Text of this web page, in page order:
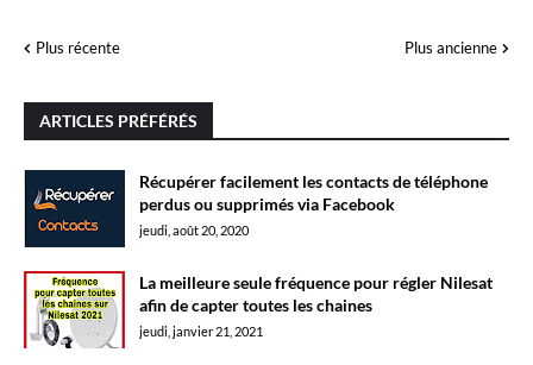
Plus récente Plus ancienne
ARTICLES PRÉFÉRÉS
Récupérer facilement les contacts de téléphone
perdus ou supprimés via Facebook
jeudi, août 20, 2020
La meilleure seule fréquence pour régler Nilesat
afin de capter toutes les chaines
jeudi, janvier 21, 2021